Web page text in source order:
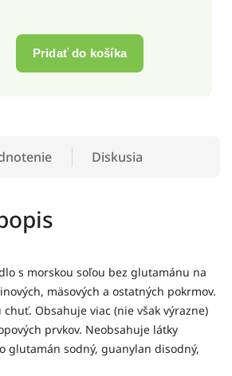
Pridať do košíka
Diskusia
s morskou soľou bez glutamánu na
mäsových a ostatných pokrmov.
Obsahuje viac (nie však výrazne)
prvkov. Neobsahuje látky
glutamán sodný, guanylan disodný,